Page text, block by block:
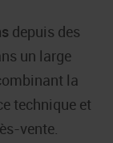
depuis des
un large
la
technique et
vente.